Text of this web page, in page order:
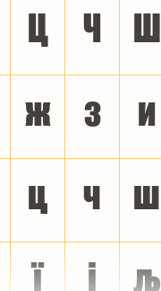
Ц Ч Ш
ж з и
ц ч ш
ї ј љ